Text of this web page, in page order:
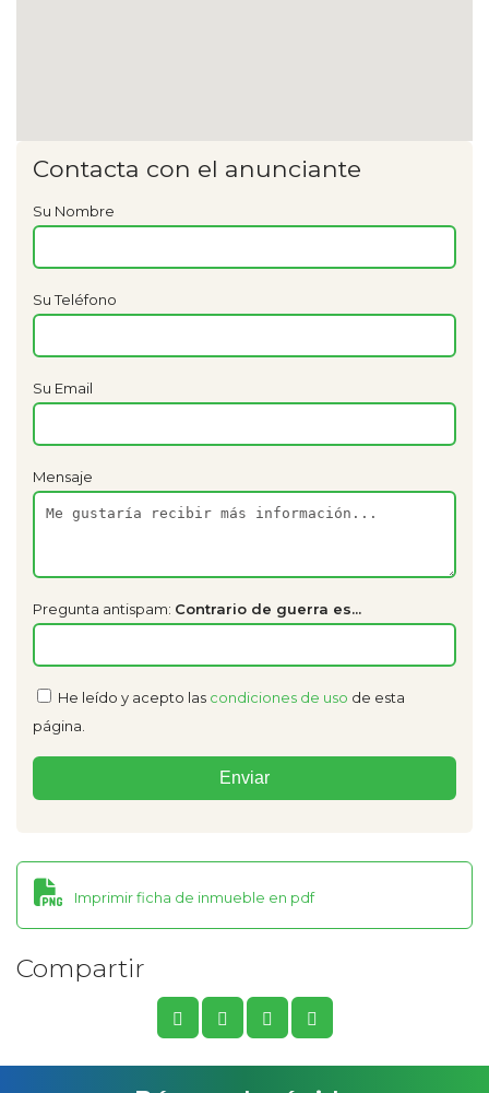
Contacta con el anunciante
Su Nombre
Su Teléfono
Su Email
Mensaje
Pregunta antispam: Contrario de guerra es...
He leído y acepto las condiciones de uso de esta
página.
Imprimir ficha de inmueble en pdf
Compartir